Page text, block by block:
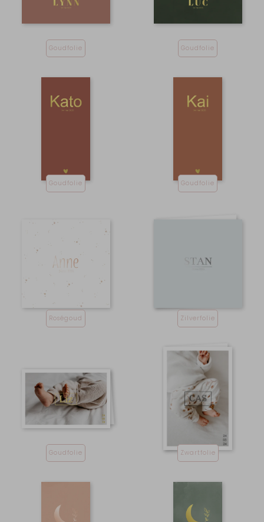
Goudfolie Goudfolie
Goudfolie Goudfolie
Roségoud Zilverfolie
Goudfolie Zwartfolie